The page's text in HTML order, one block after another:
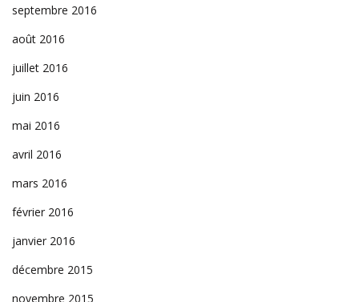
septembre 2016
août 2016
juillet 2016
juin 2016
mai 2016
avril 2016
mars 2016
février 2016
janvier 2016
décembre 2015
novembre 2015